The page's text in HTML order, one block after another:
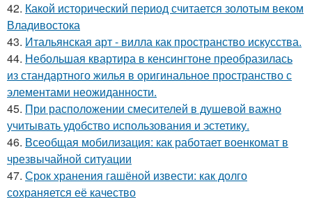
42. Какой исторический период считается золотым веком
Владивостока
43. Итальянская арт - вилла как пространство искусства.
44. Небольшая квартира в кенсингтоне преобразилась
из стандартного жилья в оригинальное пространство с
элементами неожиданности.
45. При расположении смесителей в душевой важно
учитывать удобство использования и эстетику.
46. Всеобщая мобилизация: как работает военкомат в
чрезвычайной ситуации
47. Срок хранения гашёной извести: как долго
сохраняется её качество